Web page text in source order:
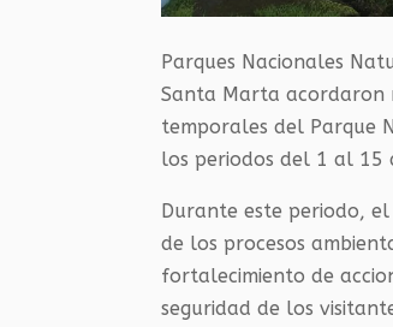
Parques Nacionales
Santa Marta acordaron
temporales del Parque
los periodos del 1 al 15
Durante este periodo,
de los procesos
fortalecimiento de
seguridad de los